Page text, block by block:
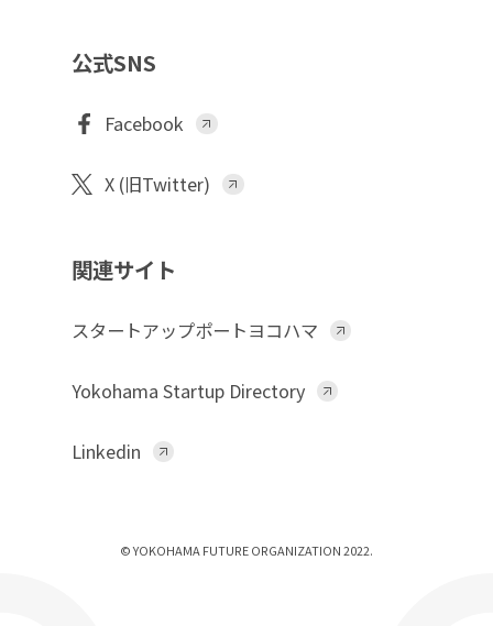
公式SNS
Facebook
X (旧Twitter)
関連サイト
スタートアップポートヨコハマ
Yokohama Startup Directory
Linkedin
© YOKOHAMA FUTURE ORGANIZATION 2022.